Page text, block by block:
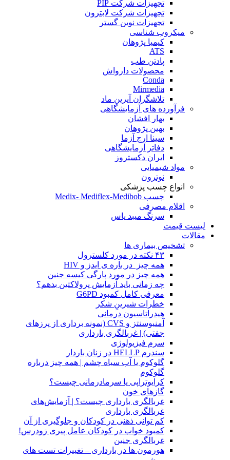
تجهیزات شرکت PIP
تجهیزات شرکت لابترون
تجهیزات نوین گستر
میکروب شناسی
کیمیا پژوهان
ATS
پادتن طب
محصولات دارواش
Conda
Mirmedia
تلاشگران آیرین ماد
فرآورده های آزمایشگاهی
بهار افشان
بهین پژوهان
سینا ارج آزما
دفاتر آزمایشگاهی
ایران دکستروز
مواد شیمیایی
نوترون
انواع چسب پزشکی
چسب Medix- Mediflex-Medibob
اقلام مصرفی
سرنگ میبد یاس
لیست قیمت
مقالات
تشخیص بیماری ها
۴۳ نکته در مورد کلسترول
همه چیز در باره ی ایدز و HIV
همه چیز در مورد پارگی کیسه جنین
چه زمانی باید آزمایش پرولاکتین بدهم؟
معرفی کامل کمبود G6PD
خطرات شیرینِ شکر
هیدراتاسیون درمانی
آمنیوسنتز و CVS (نمونه برداری از پرزهای
جفتی) | غربالگری بارداری
سرم فیزیولوژی
سندرم HELLP در زنان باردار
گلوکوم یا آب سیاه چشم | همه چیز درباره
گلوکوم
کرایوتراپی یا سرمادرمانی چیست؟
گازهای خون
غربالگری بارداری چیست؟ | آزمایش‌های
غربالگری بارداری
کم توانی ذهنی در کودکان و جلوگیری از آن
کمبود خواب در کودکان عامل پیری زودرس!
غربالگری جنین
هورمون ها در بارداری – تغییرات تست های